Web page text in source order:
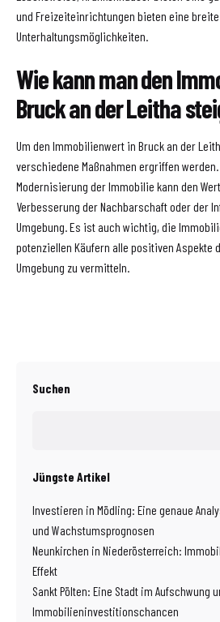
und Freizeiteinrichtungen bieten eine breite
Unterhaltungsmöglichkeiten.
Wie kann man den
Bruck an der Leitha
Um den Immobilienwert in Bruck an der
verschiedene Maßnahmen ergriffen
Modernisierung der Immobilie kann den
Verbesserung der Nachbarschaft oder der
Umgebung. Es ist auch wichtig, die
potenziellen Käufern alle positiven Aspekte
Umgebung zu vermitteln.
Suchen
Jüngste Artikel
Investieren in Mödling: Eine genaue
und Wachstumsprognosen
Neunkirchen in Niederösterreich:
Effekt
Sankt Pölten: Eine Stadt im Aufschwung
Immobilieninvestitionschancen